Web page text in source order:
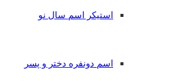
استیکر اسم سال نو
اسم دونفره دختر و پسر
طاهره ویژه